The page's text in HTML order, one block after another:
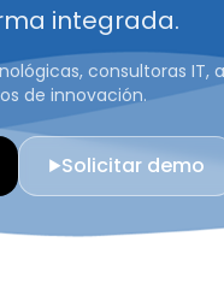
integrada.
consultoras IT,
de innovación.
▶Solicitar demo